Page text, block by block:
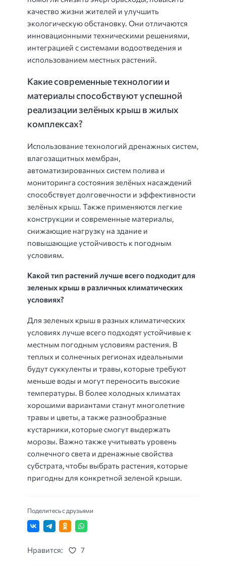
качество жизни жителей и улучшить
экологическую обстановку. Они отличаются
инновационными техническими решениями,
интеграцией с системами водоотведения и
использованием местных растений.
Какие современные технологии и
материалы способствуют успешной
реализации зелёных крыш в жилых
комплексах?
Использование технологий дренажных систем,
влагозащитных мембран,
автоматизированных систем полива и
мониторинга состояния зелёных насаждений
способствует долговечности и эффективности
зелёных крыш. Также применяются легкие
конструкции и современные материалы,
снижающие нагрузку на здание и
повышающие устойчивость к погодным
условиям.
Какой тип растений лучше всего подходит для
зеленых крыш в различных климатических
условиях?
Для зеленых крыш в разных климатических
условиях лучше всего подходят устойчивые к
местным погодным условиям растения. В
теплых и солнечных регионах идеальными
будут суккуленты и травы, которые требуют
меньше воды и могут переносить высокие
температуры. В более холодных климатах
хорошими вариантами станут многолетние
травы и цветы, а также разнообразные
кустарники, которые смогут выдержать
морозы. Важно также учитывать уровень
солнечного света и дренажные свойства
субстрата, чтобы выбрать растения, которые
пригодны для конкретной зеленой крыши.
Поделитесь с друзьями
Нравится: 7